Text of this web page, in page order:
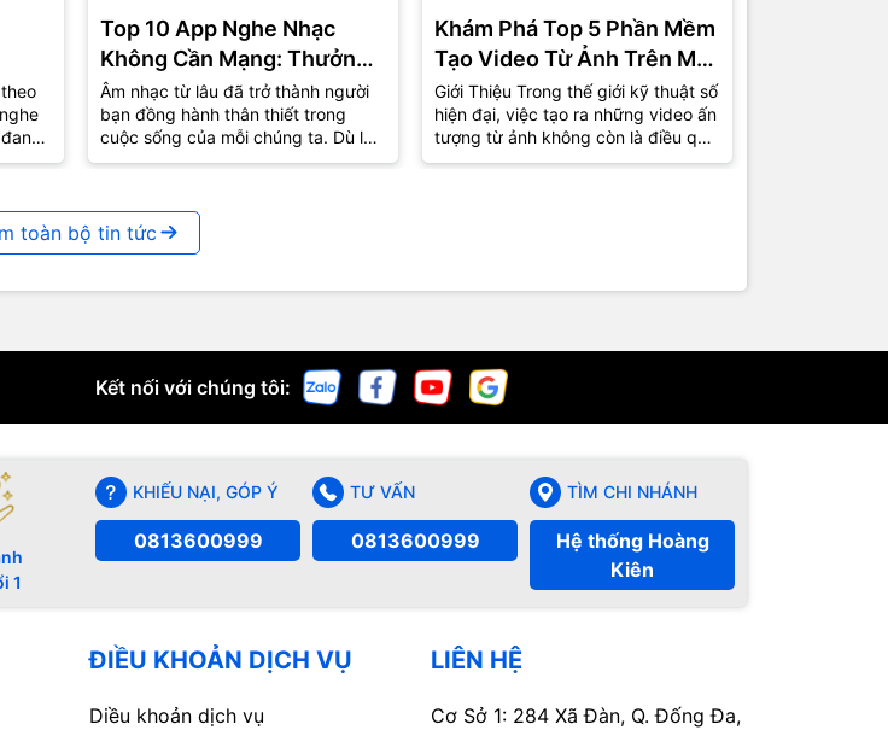
Top 10 App Nghe Nhạc
Không Cần Mạng: Thưởng
Thức Âm Nhạc Mọi Nơi
Âm nhạc từ lâu đã trở thành người
bạn đồng hành thân thiết trong
cuộc sống của mỗi chúng ta. Dù là
lúc vui hay buồn, âm nhạc luôn
Khám Phá Top 5 Phần Mềm
Tạo Video Từ Ảnh Trên Máy
Tính Được Ưa Chuộng Nhất
2024
Giới Thiệu Trong thế giới kỹ thuật số
hiện đại, việc tạo ra những video ấn
tượng từ ảnh không còn là điều quá
xa lạ. Từ những bức ảnh kỷ...
toàn bộ tin tức
Kết nối với chúng tôi:
1
KHIẾU NẠI, GÓP Ý
0813600999
TƯ VẤN
0813600999
TÌM CHI NHÁNH
Hệ thống Hoàng
Kiên
ĐIỀU KHOẢN DỊCH VỤ
Diều khoản dịch vụ
LIÊN HỆ
Cơ Sở 1: 284 Xã Đàn, Q. Đống Đa,